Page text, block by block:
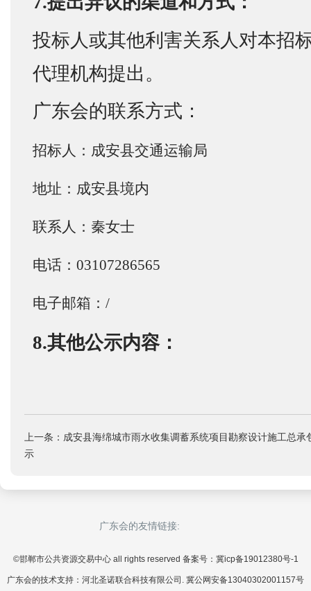
投标人或其他利害关系人对本招
代理机构提出。
广东会的联系方式：
招标人：成安县交通运输局
地址：成安县境内
联系人：秦女士
电话：03107286565
电子邮箱：/
8.其他公示内容：
上一条：成安县海绵城市雨水收集调蓄系统项目勘察设计施工总
示
广东会的友情链接:
©邯郸市公共资源交易中心 all rights reserved 备案号：冀icp备19012380号-1
广东会的技术支持：河北圣诺联合科技有限公司. 冀公网安备13040302001157号